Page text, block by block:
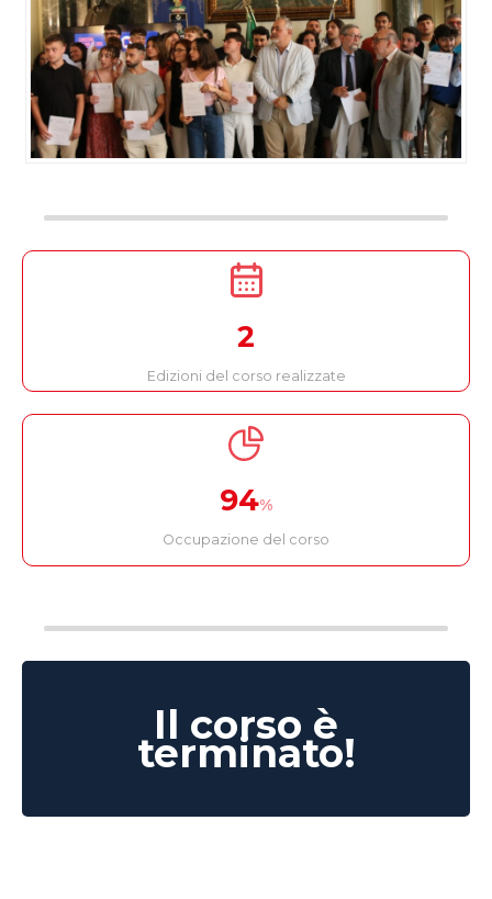
2
Edizioni del corso realizzate
94%
Occupazione del corso
Il corso è
terminato!